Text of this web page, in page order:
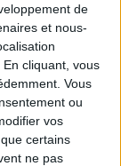
de
et nous-
En cliquant, vous
Vous
ou
vos
certains
ne pas